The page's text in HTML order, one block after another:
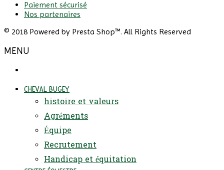
Paiement sécurisé
Nos partenaires
© 2018 Powered by Presta Shop™. All Rights Reserved
MENU
CHEVAL BUGEY
histoire et valeurs
Agréments
Équipe
Recrutement
Handicap et équitation